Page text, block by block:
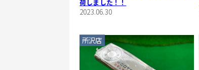
荷しました！！
2023.06.30
所沢店